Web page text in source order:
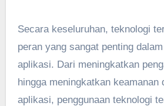
Secara keseluruhan, teknologi
peran yang sangat penting
aplikasi. Dari meningkatkan
hingga meningkatkan keamanan
aplikasi, penggunaan teknologi